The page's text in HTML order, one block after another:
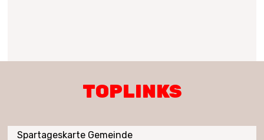
TOPLINKS
Spartageskarte Gemeinde